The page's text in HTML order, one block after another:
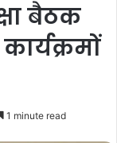
बैठक
1 minute read